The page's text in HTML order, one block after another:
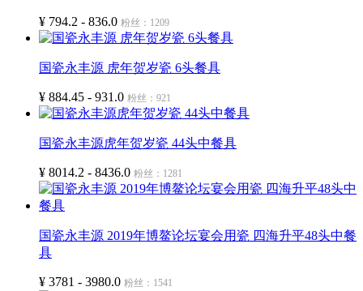
¥ 794.2 - 836.0 粉丝：1209
国瓷永丰源 虎年贺岁瓷 6头餐具
¥ 884.45 - 931.0 粉丝：921
国瓷永丰源虎年贺岁瓷 44头中餐具
¥ 8014.2 - 8436.0 粉丝：1281
国瓷永丰源 2019年博鳌论坛宴会用瓷 四海升平48头中餐
具
¥ 3781 - 3980.0 粉丝：1541